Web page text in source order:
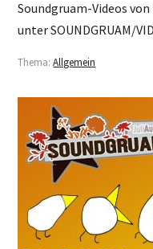
Soundgruam-Videos
unter SOUNDGRUAM/
Thema:Allgemein